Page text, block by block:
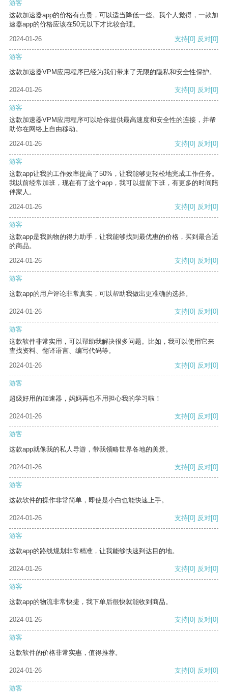
游客
这款加速器app的价格有点贵，可以适当降低一些。我个人觉得，一款加
速器app的价格应该在50元以下才比较合理。
2024-01-26
支持[0] 反对[0]
游客
这款加速器VPM应用程序已经为我们带来了无限的隐私和安全性保护。
2024-01-26 支持[0] 反对[0]
游客
这款加速器VPM应用程序可以给你提供最高速度和安全性的连接，并帮
助你在网络上自由移动。
2024-01-26
支持[0] 反对[0]
游客
这款app让我的工作效率提高了50%，让我能够更轻松地完成工作任务。
我以前经常加班，现在有了这个app，我可以提前下班，有更多的时间陪
伴家人。
2024-01-26
支持[0] 反对[0]
游客
这款app是我购物的得力助手，让我能够找到最优惠的价格，买到最合适
的商品。
2024-01-26
支持[0] 反对[0]
游客
这款app的用户评论非常真实，可以帮助我做出更准确的选择。
2024-01-26 支持[0] 反对[0]
游客
这款软件非常实用，可以帮助我解决很多问题。比如，我可以使用它来
查找资料、翻译语言、编写代码等。
2024-01-26
支持[0] 反对[0]
游客
超级好用的加速器，妈妈再也不用担心我的学习啦！
2024-01-26 支持[0] 反对[0]
游客
这款app就像我的私人导游，带我领略世界各地的美景。
2024-01-26 支持[0] 反对[0]
游客
这款软件的操作非常简单，即使是小白也能快速上手。
2024-01-26 支持[0] 反对[0]
游客
这款app的路线规划非常精准，让我能够快速到达目的地。
2024-01-26 支持[0] 反对[0]
游客
这款app的物流非常快捷，我下单后很快就能收到商品。
2024-01-26 支持[0] 反对[0]
游客
这款软件的价格非常实惠，值得推荐。
2024-01-26 支持[0] 反对[0]
游客